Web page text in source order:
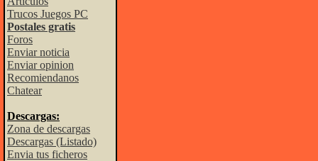
Trucos Juegos PC
Postales gratis
Foros
Enviar noticia
Enviar opinion
Recomiendanos
Chatear
Descargas:
Zona de descargas
Descargas (Listado)
Envia tus ficheros